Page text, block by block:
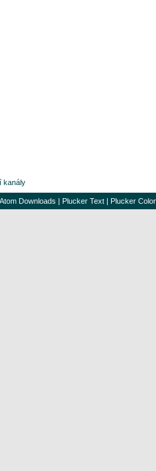
kanály
Atom Downloads | Plucker Text | Plucker Color